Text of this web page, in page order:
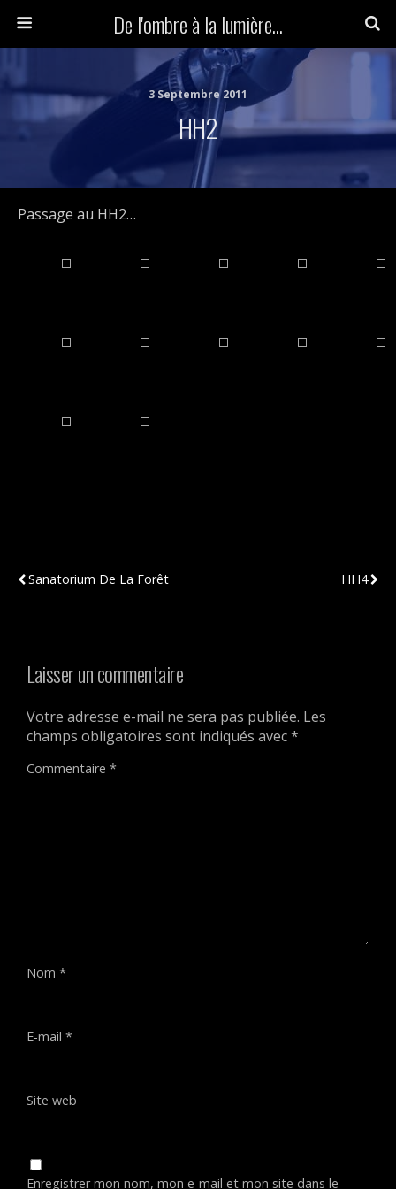
De l'ombre à la lumière...
3 Septembre 2011
HH2
Passage au HH2…
Sanatorium De La Forêt
HH4
Laisser un commentaire
Votre adresse e-mail ne sera pas publiée. Les
champs obligatoires sont indiqués avec*
Commentaire *
Nom *
E-mail *
Site web
Enregistrer mon nom, mon e-mail et mon site dans le